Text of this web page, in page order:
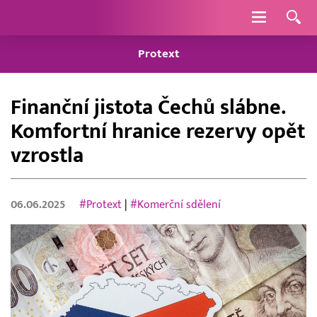
Navigace
Protext
Finanční jistota Čechů slábne.
Komfortní hranice rezervy opět
vzrostla
06.06.2025 #Protext |#Komerční sdělení